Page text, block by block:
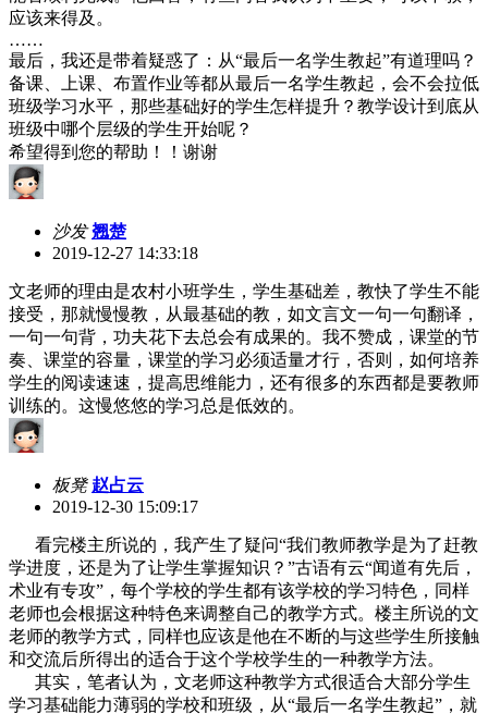
应该来得及。
……
最后，我还是带着疑惑了：从“最后一名学生教起”有道理吗？
备课、上课、布置作业等都从最后一名学生教起，会不会拉低
班级学习水平，那些基础好的学生怎样提升？教学设计到底从
班级中哪个层级的学生开始呢？
希望得到您的帮助！！谢谢
沙发 翘楚
2019-12-27 14:33:18
文老师的理由是农村小班学生，学生基础差，教快了学生不能
接受，那就慢慢教，从最基础的教，如文言文一句一句翻译，
一句一句背，功夫花下去总会有成果的。我不赞成，课堂的节
奏、课堂的容量，课堂的学习必须适量才行，否则，如何培养
学生的阅读速速，提高思维能力，还有很多的东西都是要教师
训练的。这慢悠悠的学习总是低效的。
板凳 赵占云
2019-12-30 15:09:17
看完楼主所说的，我产生了疑问“我们教师教学是为了赶教
学进度，还是为了让学生掌握知识？”古语有云“闻道有先后，
术业有专攻”，每个学校的学生都有该学校的学习特色，同样
老师也会根据这种特色来调整自己的教学方式。楼主所说的文
老师的教学方式，同样也应该是他在不断的与这些学生所接触
和交流后所得出的适合于这个学校学生的一种教学方法。
其实，笔者认为，文老师这种教学方式很适合大部分学生
学习基础能力薄弱的学校和班级，从“最后一名学生教起”，就